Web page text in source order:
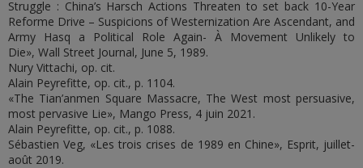
Struggle : China’s Harsch Actions Threaten to set back 10-Year
Reforme Drive – Suspicions of Westernization Are Ascendant, and
Army Hasq a Political Role Again- À Movement Unlikely to
Die», Wall Street Journal, June 5, 1989.
Nury Vittachi, op. cit.
Alain Peyrefitte, op. cit., p. 1104.
«The Tian’anmen Square Massacre, The West most persuasive,
most pervasive Lie», Mango Press, 4 juin 2021.
Alain Peyrefitte, op. cit., p. 1088.
Sébastien Veg, «Les trois crises de 1989 en Chine», Esprit, juillet-
août 2019.